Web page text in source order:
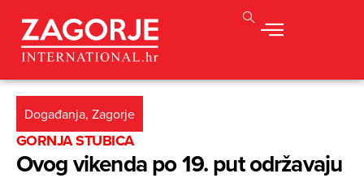
Događanja, Zagorje
GORNJA STUBICA
Ovog vikenda po 19. put održavaju